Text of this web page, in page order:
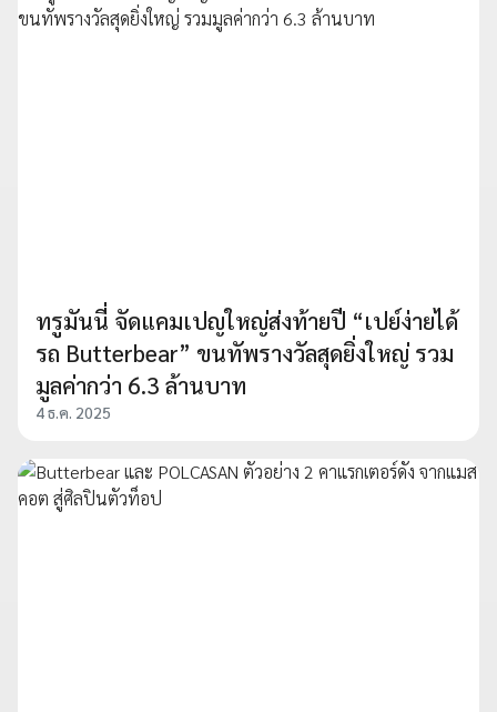
ทรูมันนี่ จัดแคมเปญใหญ่ส่งท้ายปี “เปย์ง่ายได้
รถ Butterbear” ขนทัพรางวัลสุดยิ่งใหญ่ รวม
มูลค่ากว่า 6.3 ล้านบาท
4 ธ.ค. 2025